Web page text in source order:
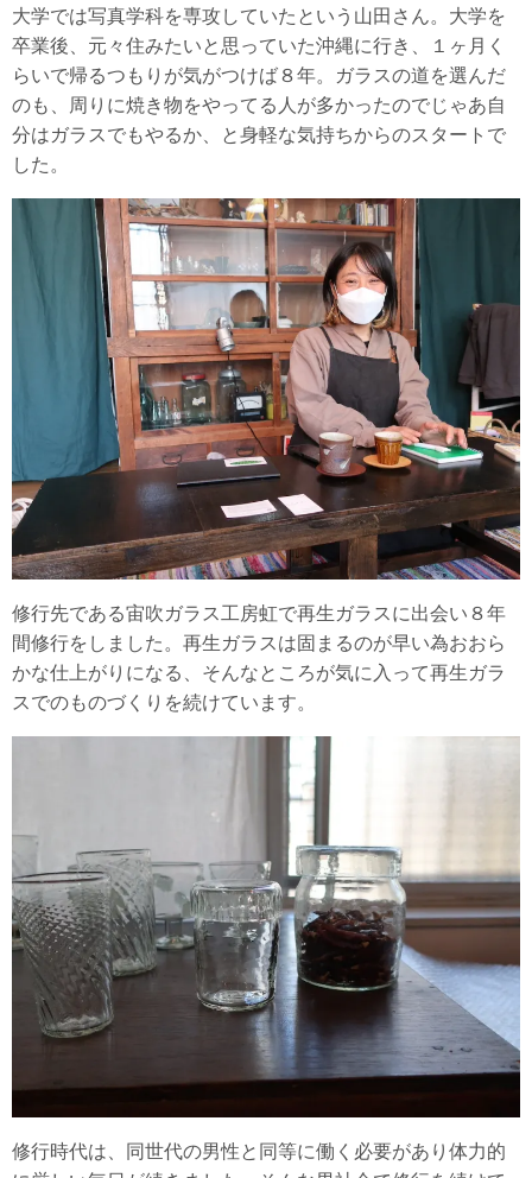
大学では写真学科を専攻していたという山田さん。大学を
卒業後、元々住みたいと思っていた沖縄に行き、１ヶ月く
らいで帰るつもりが気がつけば８年。ガラスの道を選んだ
のも、周りに焼き物をやってる人が多かったのでじゃあ自
分はガラスでもやるか、と身軽な気持ちからのスタートで
した。
修行先である宙吹ガラス工房虹で再生ガラスに出会い８年
間修行をしました。再生ガラスは固まるのが早い為おおら
かな仕上がりになる、そんなところが気に入って再生ガラ
スでのものづくりを続けています。
修行時代は、同世代の男性と同等に働く必要があり体力的